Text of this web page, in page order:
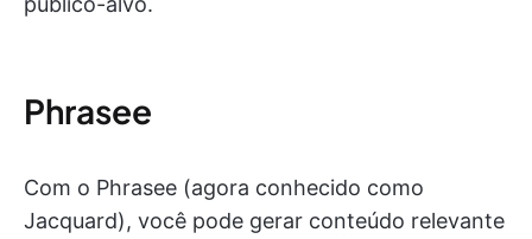
Phrasee
Com o Phrasee (agora conhecido como
Jacquard), você pode gerar conteúdo relevante